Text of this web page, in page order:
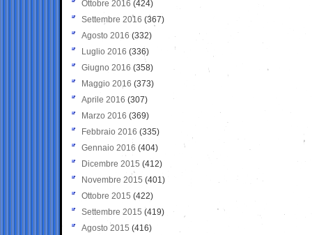
Ottobre 2016 (424)
Settembre 2016 (367)
Agosto 2016 (332)
Luglio 2016 (336)
Giugno 2016 (358)
Maggio 2016 (373)
Aprile 2016 (307)
Marzo 2016 (369)
Febbraio 2016 (335)
Gennaio 2016 (404)
Dicembre 2015 (412)
Novembre 2015 (401)
Ottobre 2015 (422)
Settembre 2015 (419)
Agosto 2015 (416)